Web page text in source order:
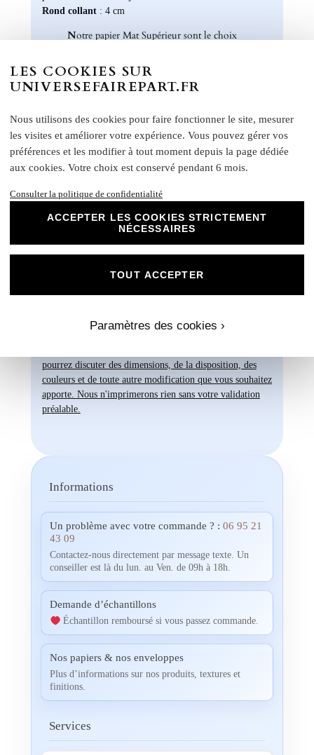
Rond collant : 4 cm
Notre papier Mat Supérieur sont le choix
invitations d'anniversaire, des cartes de
remerciements et bien plus encore. Optez
pour ce papier de haute qualité pour un
marquera l'élégance de vos évènements
spéciaux. Laissez libre cours à votre
créativité et personnalisez nos papiers Mat
Supérieur pour créer des souvenirs uniques
tout en œuvre pour vous offrir des produits
plus exigeantes. Faites confiance à notre
accompagner dans la réalisation de vos
projets évènementiels.
Une fois votre commande passée, si vous souhaitez
pourrez discuter des dimensions, de la disposition, des
couleurs et de toute autre modification que vous souhaitez
apporte. Nous n'imprimerons rien sans votre validation
préalable.
Informations
Un problème avec votre commande ? : 06 95 21
43 09
Contactez-nous directement par message texte. Un
conseiller est là du lun. au Ven. de 09h à 18h.
Demande d’échantillons
Échantillon remboursé si vous passez commande.
Nos papiers & nos enveloppes
Plus d’informations sur nos produits, textures et
finitions.
Services
LES COOKIES SUR
UNIVERSEFAIREPART.FR
Nous utilisons des cookies pour faire fonctionner le site, mesurer
les visites et améliorer votre expérience. Vous pouvez gérer vos
préférences et les modifier à tout moment depuis la page dédiée
aux cookies. Votre choix est conservé pendant 6 mois.
Consulter la politique de confidentialité
ACCEPTER LES COOKIES STRICTEMENT
NÉCESSAIRES
Paramètres des cookies ›
TOUT ACCEPTER